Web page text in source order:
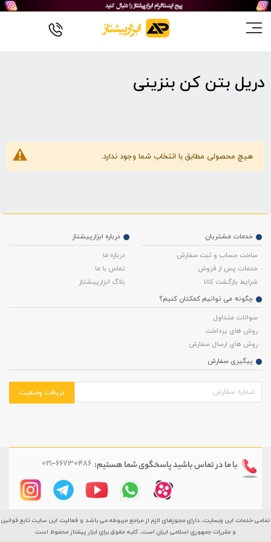
دریل بتن کن بنزینی
هیچ محصولی مطابق با انتخاب شما وجود ندارد.
درباره ابزارپیشتاز
درباره ما
تماس با ما
بلاگ ابزارپیشتاز
خدمات مشتریان
ساخت حساب و ثبت سفارش
خدمات پس از فروش
شرایط بازگشت کالا
چگونه می توانیم کمکتان کنیم؟
سوالات متداول
روش های پرداخت
روش های ارسال سفارش
پیگیری سفارش
دریافت وضعیت
با ما در تماس باشیدپاسخگوی شما هستیم: 021-66730486
تمامی خدمات این وبسایت، دارای مجوزهای لازم از مراجع مربوطه می باشد و فعالیت این سایت تابع قوانین
و مقررات جمهوری اسلامی ایران است. کلیه حقوق برای ابزار پیشتاز محفوظ است